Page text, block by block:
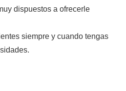
dispuestos a ofrecerle
siempre y cuando tengas